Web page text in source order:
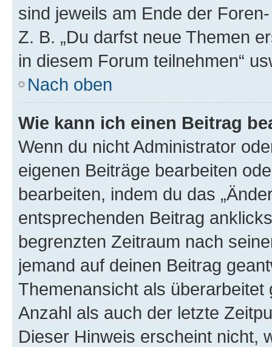
sind jeweils am Ende der
Z. B. „Du darfst neue Themen
in diesem Forum teilnehmen“
Nach oben
Wie kann ich einen Beitrag
Wenn du nicht Administrator
eigenen Beiträge bearbeiten
bearbeiten, indem du das
entsprechenden Beitrag
begrenzten Zeitraum nach
jemand auf deinen Beitrag
Themenansicht als
Anzahl als auch der letzte
Dieser Hinweis erscheint nicht,